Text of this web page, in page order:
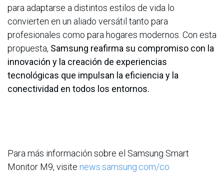
para adaptarse a distintos estilos de vida lo
convierten en un aliado versátil tanto para
profesionales como para hogares modernos. Con esta
propuesta, Samsung reafirma su compromiso con la
innovación y la creación de experiencias
tecnológicas que impulsan la eficiencia y la
conectividad en todos los entornos.
Para más información sobre el Samsung Smart
Monitor M9, visite news.samsung.com/co